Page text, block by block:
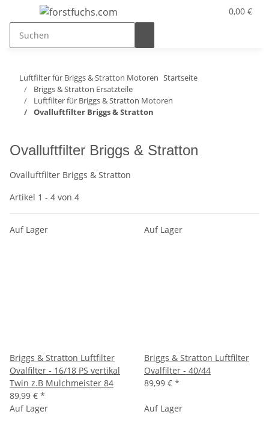
0,00 €
Luftfilter für Briggs & Stratton Motoren Startseite
Briggs & Stratton Ersatzteile
Luftfilter für Briggs & Stratton Motoren
Ovalluftfilter Briggs & Stratton
Ovalluftfilter Briggs & Stratton
Ovalluftfilter Briggs & Stratton
Artikel 1 - 4 von 4
Auf Lager
Briggs & Stratton Luftfilter
Ovalfilter - 16/18 PS vertikal
Twin z.B Mulchmeister 84
89,99 € *
Auf Lager
Briggs & Stratton Luftfilter
Ovalfilter - 40/44
89,99 € *
Auf Lager Auf Lager